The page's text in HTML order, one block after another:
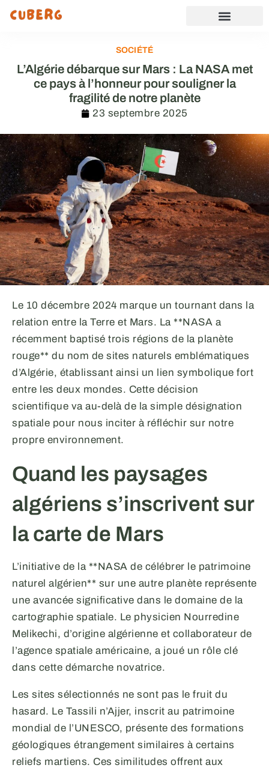
SOCIÉTÉ
L’Algérie débarque sur Mars : La NASA met
ce pays à l’honneur pour souligner la
fragilité de notre planète
23 septembre 2025
Le 10 décembre 2024 marque un tournant dans la
relation entre la Terre et Mars. La **NASA a
récemment baptisé trois régions de la planète
rouge** du nom de sites naturels emblématiques
d’Algérie, établissant ainsi un lien symbolique fort
entre les deux mondes. Cette décision
scientifique va au-delà de la simple désignation
spatiale pour nous inciter à réfléchir sur notre
propre environnement.
Quand les paysages
algériens s’inscrivent sur
la carte de Mars
L’initiative de la **NASA de célébrer le patrimoine
naturel algérien** sur une autre planète représente
une avancée significative dans le domaine de la
cartographie spatiale. Le physicien Nourredine
Melikechi, d’origine algérienne et collaborateur de
l’agence spatiale américaine, a joué un rôle clé
dans cette démarche novatrice.
Les sites sélectionnés ne sont pas le fruit du
hasard. Le Tassili n’Ajjer, inscrit au patrimoine
mondial de l’UNESCO, présente des formations
géologiques étrangement similaires à certains
reliefs martiens. Ces similitudes offrent aux